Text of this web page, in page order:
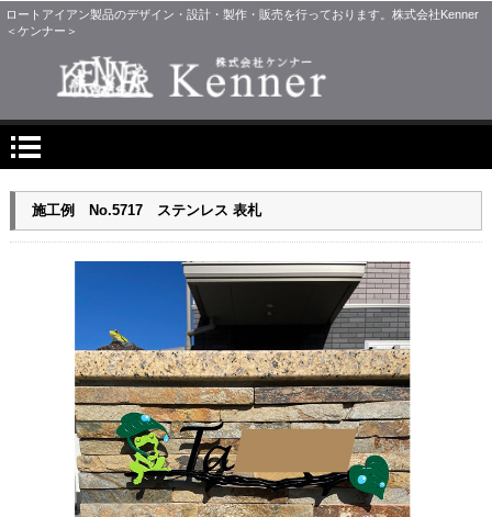
ロートアイアン製品のデザイン・設計・製作・販売を行っております。株式会社Kenner
＜ケンナー＞
施工例 No.5717 ステンレス 表札